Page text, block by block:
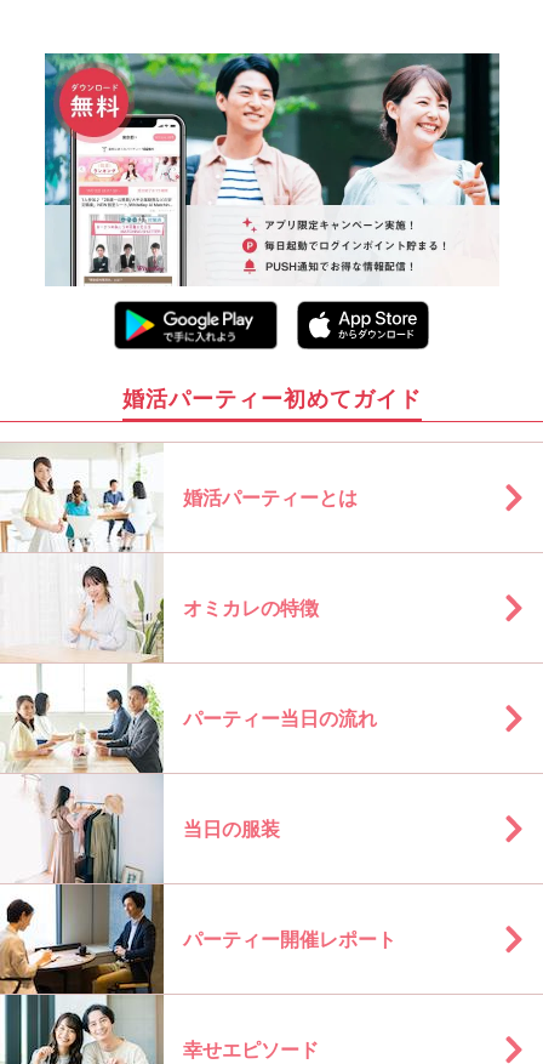
婚活パーティー初めてガイド
婚活パーティーとは
オミカレの特徴
パーティー当日の流れ
当日の服装
パーティー開催レポート
幸せエピソード